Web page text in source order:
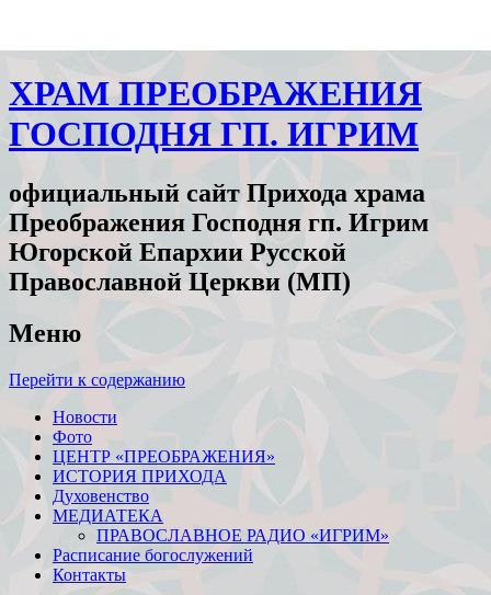
ХРАМ ПРЕОБРАЖЕНИЯ
ГОСПОДНЯ ГП. ИГРИМ
официальный сайт Прихода храма
Преображения Господня гп. Игрим
Югорской Епархии Русской
Православной Церкви (МП)
Меню
Перейти к содержанию
Новости
Фото
ЦЕНТР «ПРЕОБРАЖЕНИЯ»
ИСТОРИЯ ПРИХОДА
Духовенство
МЕДИАТЕКА
ПРАВОСЛАВНОЕ РАДИО «ИГРИМ»
Расписание богослужений
Контакты